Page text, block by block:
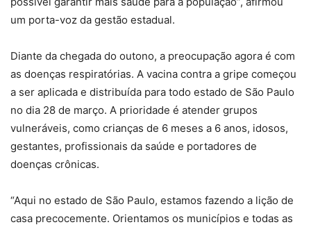
um porta-voz da gestão estadual.
Diante da chegada do outono, a preocupação agora é com
as doenças respiratórias. A vacina contra a gripe começou
a ser aplicada e distribuída para todo estado de São Paulo
no dia 28 de março. A prioridade é atender grupos
vulneráveis, como crianças de 6 meses a 6 anos, idosos,
gestantes, profissionais da saúde e portadores de
doenças crônicas.
“Aqui no estado de São Paulo, estamos fazendo a lição de
casa precocemente. Orientamos os municípios e todas as